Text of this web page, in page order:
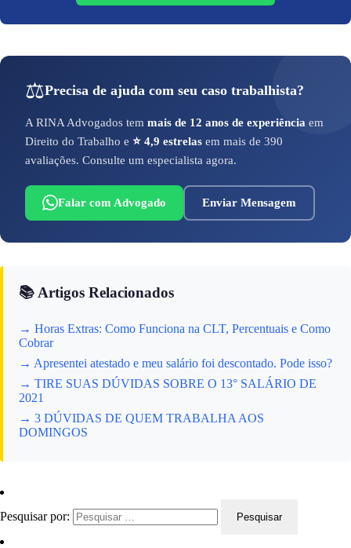
⚖️Precisa de ajuda com seu caso trabalhista?
A RINA Advogados tem mais de 12 anos de experiência em
Direito do Trabalho e ⭐ 4,9 estrelas em mais de 390
avaliações. Consulte um especialista agora.
Falar com Advogado Enviar Mensagem
📚 Artigos Relacionados
→ Horas Extras: Como Funciona na CLT, Percentuais e Como
Cobrar
→ Apresentei atestado e meu salário foi descontado. Pode isso?
→ TIRE SUAS DÚVIDAS SOBRE O 13° SALÁRIO DE
2021
→ 3 DÚVIDAS DE QUEM TRABALHA AOS
DOMINGOS
Pesquisar por: